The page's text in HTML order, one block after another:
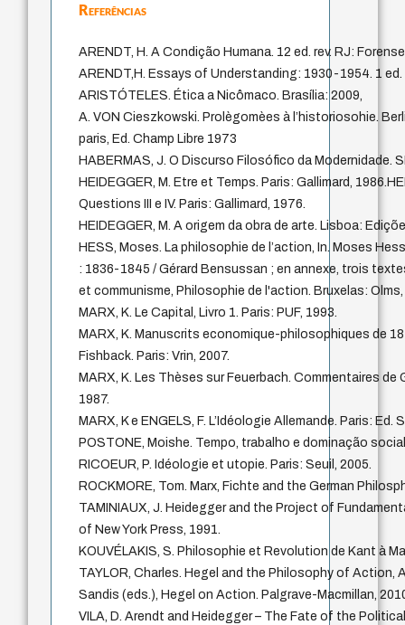
Referências
ARENDT, H. A Condição Humana. 12 ed. rev. RJ:
ARENDT,H. Essays of Understanding: 1930-1954. 1 ed.
ARISTÓTELES. Ética a Nicômaco. Brasília: 2009,
A. VON Cieszkowski. Prolègomèes à l’historiosohie.
paris, Ed. Champ Libre 1973
HABERMAS, J. O Discurso Filosófico da Modernidade.
HEIDEGGER, M. Etre et Temps. Paris: Gallimard,
Questions III e IV. Paris: Gallimard, 1976.
HEIDEGGER, M. A origem da obra de arte. Lisboa:
HESS, Moses. La philosophie de l’action, In. Moses
: 1836-1845 / Gérard Bensussan ; en annexe, trois
et communisme, Philosophie de l'action. Bruxelas: Olms,
MARX, K. Le Capital, Livro 1. Paris: PUF, 1993.
MARX, K. Manuscrits economique-philosophiques de
Fishback. Paris: Vrin, 2007.
MARX, K. Les Thèses sur Feuerbach. Commentaires de
1987.
MARX, K e ENGELS, F. L’Idéologie Allemande. Paris: Ed.
POSTONE, Moishe. Tempo, trabalho e dominação
RICOEUR, P. Idéologie et utopie. Paris: Seuil, 2005.
ROCKMORE, Tom. Marx, Fichte and the German
TAMINIAUX, J. Heidegger and the Project of
of New York Press, 1991.
KOUVÉLAKIS, S. Philosophie et Revolution de Kant à
TAYLOR, Charles. Hegel and the Philosophy of
Sandis (eds.), Hegel on Action. Palgrave-Macmillan,
VILA, D. Arendt and Heidegger – The Fate of the